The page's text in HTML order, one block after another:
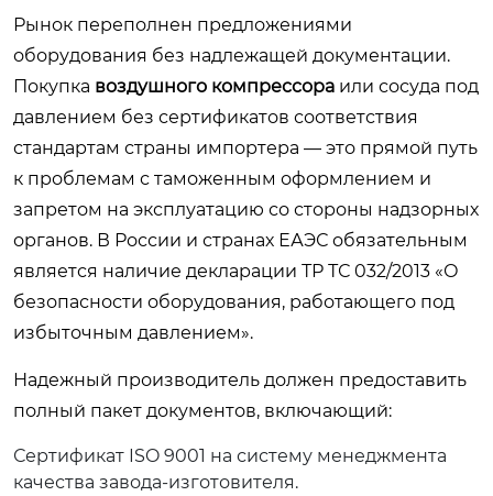
Рынок переполнен предложениями
оборудования без надлежащей документации.
Покупка воздушного компрессора или сосуда под
давлением без сертификатов соответствия
стандартам страны импортера — это прямой путь
к проблемам с таможенным оформлением и
запретом на эксплуатацию со стороны надзорных
органов. В России и странах ЕАЭС обязательным
является наличие декларации ТР ТС 032/2013 «О
безопасности оборудования, работающего под
избыточным давлением».
Надежный производитель должен предоставить
полный пакет документов, включающий:
Сертификат ISO 9001 на систему менеджмента
качества завода-изготовителя.